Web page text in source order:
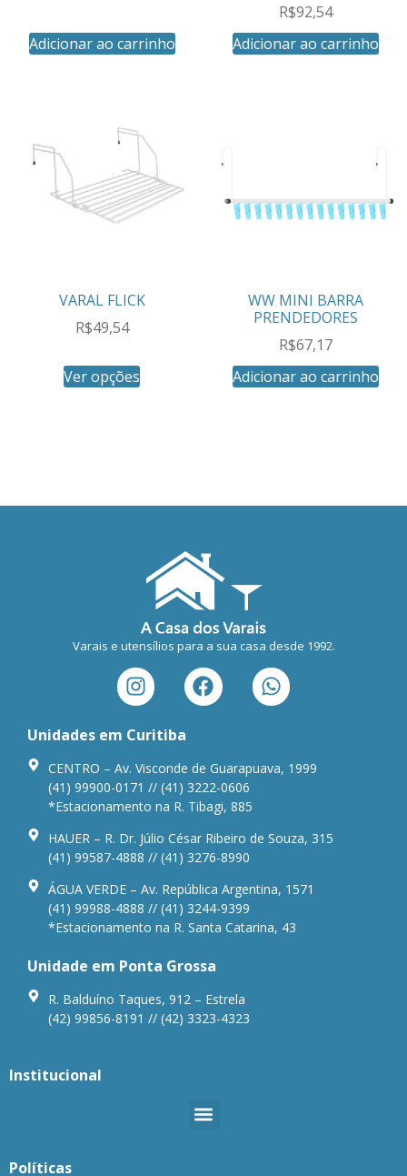
Adicionar ao carrinho
R$92,54
Adicionar ao carrinho
VARAL FLICK
R$49,54
Ver opções
WW MINI BARRA
PRENDEDORES
R$67,17
Adicionar ao carrinho
Varais e utensílios para a sua casa desde 1992.
Unidades em Curitiba
CENTRO – Av. Visconde de Guarapuava, 1999
(41) 99900-0171 // (41) 3222-0606
*Estacionamento na R. Tibagi, 885
HAUER – R. Dr. Júlio César Ribeiro de Souza, 315
(41) 99587-4888 // (41) 3276-8990
ÁGUA VERDE – Av. República Argentina, 1571
(41) 99988-4888 // (41) 3244-9399
*Estacionamento na R. Santa Catarina, 43
Unidade em Ponta Grossa
R. Balduíno Taques, 912 – Estrela
(42) 99856-8191 // (42) 3323-4323
Institucional
Políticas